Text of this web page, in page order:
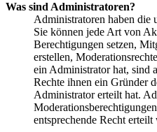
Was sind Administratoren?
Administratoren haben die
Sie können jede Art von
Berechtigungen setzen,
erstellen,
ein Administrator hat, sind
Rechte ihnen ein Gründer
Administrator erteilt hat.
entsprechende Recht erteilt